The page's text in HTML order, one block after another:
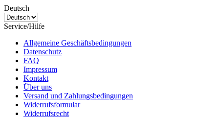
Deutsch
Service/Hilfe
Allgemeine Geschäftsbedingungen
Datenschutz
FAQ
Impressum
Kontakt
Über uns
Versand und Zahlungsbedingungen
Widerrufsformular
Widerrufsrecht